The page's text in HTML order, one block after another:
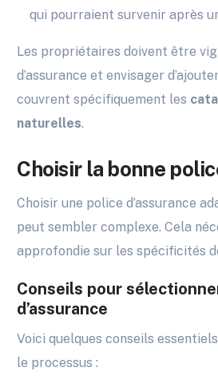
qui pourraient survenir après
Les propriétaires doivent être
d’assurance et envisager
couvrent spécifiquement les
naturelles.
Choisir la bonne
Choisir une police d’assurance
peut sembler complexe. Cela
approfondie sur les spécificités
Conseils pour
d’assurance
Voici quelques conseils
le processus :